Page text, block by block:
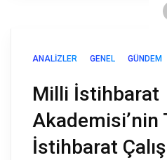
ANALIZLER GENEL GÜNDEM
Milli İstihbarat
Akademisi’nin
İstihbarat